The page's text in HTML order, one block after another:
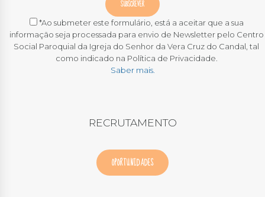
*Ao submeter este formulário, está a aceitar que a sua
informação seja processada para envio de Newsletter pelo Centro
Social Paroquial da Igreja do Senhor da Vera Cruz do Candal, tal
como indicado na Política de Privacidade.
Saber mais.
RECRUTAMENTO
OPORTUNIDADES